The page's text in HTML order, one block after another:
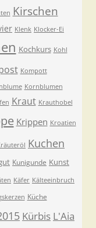
Kirschen
Klenk Klocker-Ei
Kochkurs Kohl
Kompott
Kornblumen
Kraut Krauthobel
Krippen Kroatien
Kuchen
Kunigunde Kunst
Käfer Kälteeinbruch
Küche
Kürbis L'Aia